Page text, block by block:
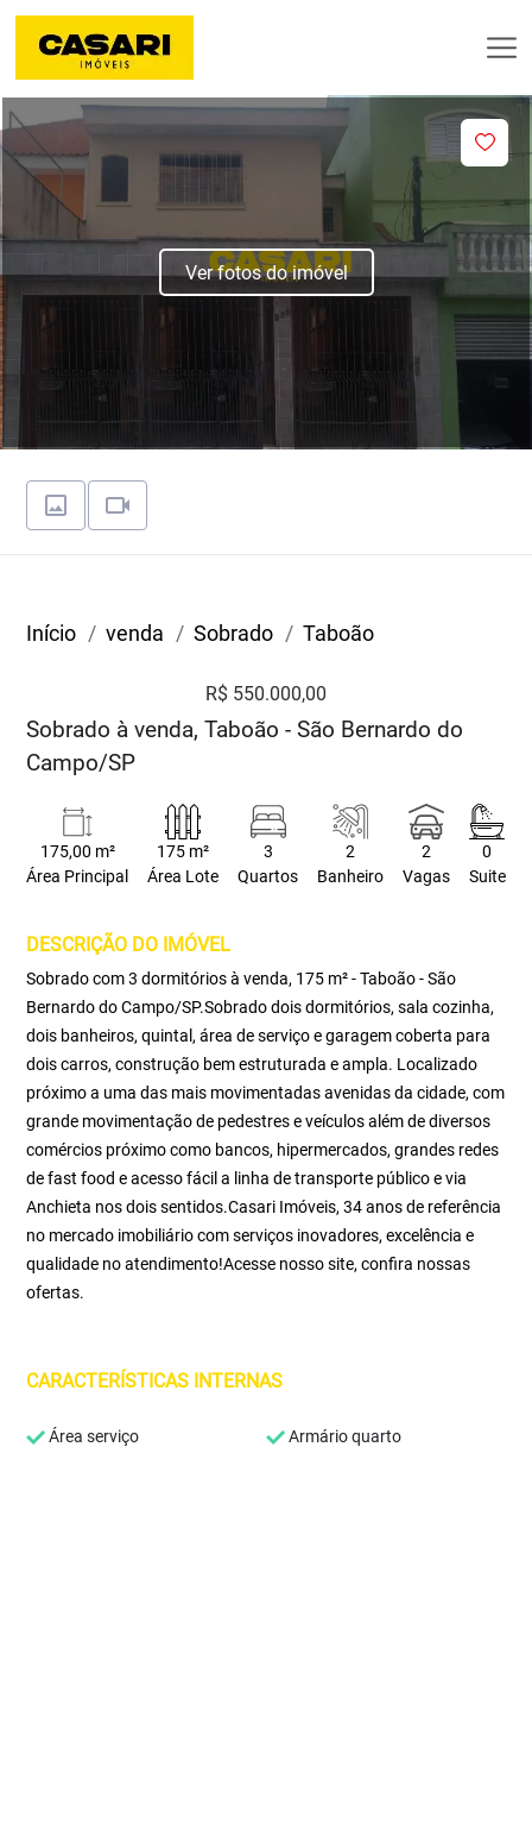
Ver fotos do imóvel
Início venda Sobrado Taboão
R$ 550.000,00
Sobrado à venda, Taboão - São Bernardo do
Campo/SP
175,00 m²
Área Principal
175 m²
Área Lote
3
Quartos
2
Banheiro
2
Vagas
0
Suite
DESCRIÇÃO DO IMÓVEL
Sobrado com 3 dormitórios à venda, 175 m² - Taboão - São
Bernardo do Campo/SP.Sobrado dois dormitórios, sala cozinha,
dois banheiros, quintal, área de serviço e garagem coberta para
dois carros, construção bem estruturada e ampla. Localizado
próximo a uma das mais movimentadas avenidas da cidade, com
grande movimentação de pedestres e veículos além de diversos
comércios próximo como bancos, hipermercados, grandes redes
de fast food e acesso fácil a linha de transporte público e via
Anchieta nos dois sentidos.Casari Imóveis, 34 anos de referência
no mercado imobiliário com serviços inovadores, excelência e
qualidade no atendimento!Acesse nosso site, confira nossas
ofertas.
CARACTERÍSTICAS INTERNAS
Área serviço Armário quarto